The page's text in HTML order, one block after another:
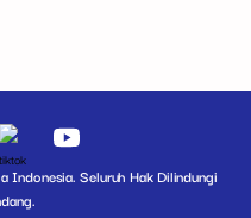
Indonesia. Seluruh Hak Dilindungi